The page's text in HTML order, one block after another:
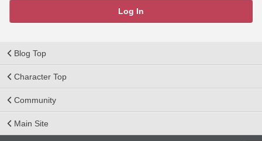
Log In
Blog Top
Character Top
Community
Main Site